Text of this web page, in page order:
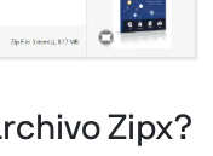
Zipx?